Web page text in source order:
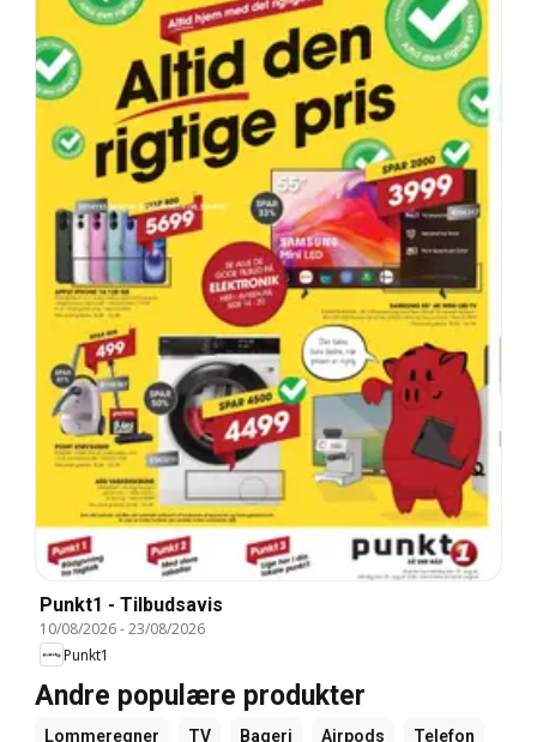
Punkt1 - Tilbudsavis
10/08/2026-23/08/2026
Punkt1
Andre populære produkter
Lommeregner TV Bageri Airpods Telefon